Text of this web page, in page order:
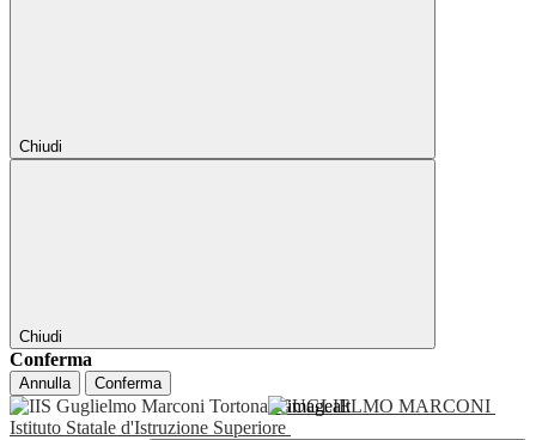
Chiudi
Chiudi
Conferma
Annulla Conferma
GUGLIELMO MARCONI
Istituto Statale d'Istruzione Superiore